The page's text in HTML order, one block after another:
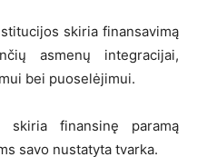
skiria finansavimą
asmenų integracijai,
bei puoselėjimui.
skiria finansinę paramą
savo nustatyta tvarka.